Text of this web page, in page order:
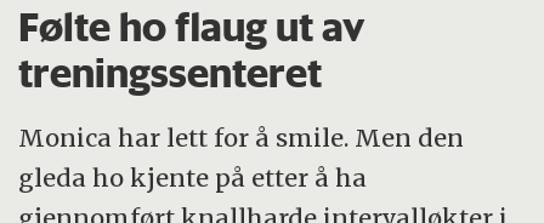
Følte ho flaug ut av
treningssenteret
Monica har lett for å smile. Men den
gleda ho kjente på etter å ha